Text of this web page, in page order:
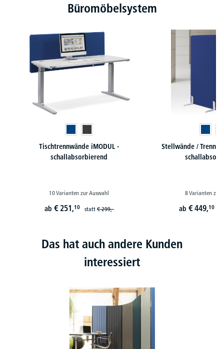
Büromöbelsystem
Tischtrennwände iMODUL -
schallabsorbierend
10 Varianten zur Auswahl
ab € 251,10 statt€ 299,-
Stellwände /
8 Varianten zur
ab € 449,10
Das hat auch andere Kunden
interessiert